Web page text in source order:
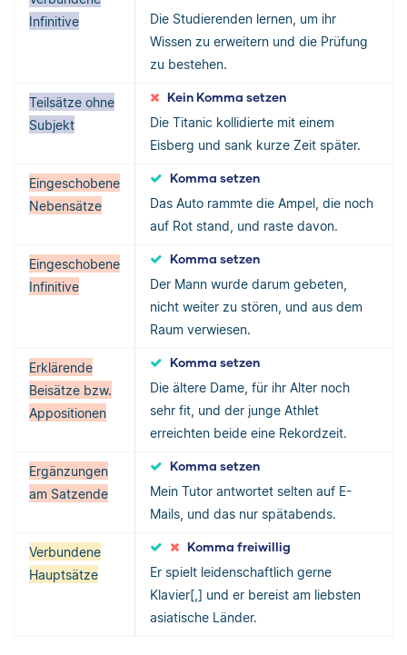
Infinitive
Die Studierenden lernen, um ihr
Wissen zu erweitern und die Prüfung
zu bestehen.
Teilsätze ohne
Subjekt
Kein Komma setzen
Die Titanic kollidierte mit einem
Eisberg und sank kurze Zeit später.
Eingeschobene
Nebensätze
Komma setzen
Das Auto rammte die Ampel, die noch
auf Rot stand, und raste davon.
Eingeschobene
Infinitive
Komma setzen
Der Mann wurde darum gebeten,
nicht weiter zu stören, und aus dem
Raum verwiesen.
Erklärende
Beisätze bzw.
Appositionen
Komma setzen
Die ältere Dame, für ihr Alter noch
sehr fit, und der junge Athlet
erreichten beide eine Rekordzeit.
Ergänzungen
am Satzende
Komma setzen
Mein Tutor antwortet selten auf E-
Mails, und das nur spätabends.
Verbundene
Hauptsätze
Komma freiwillig
Er spielt leidenschaftlich gerne
Klavier[,] und er bereist am liebsten
asiatische Länder.